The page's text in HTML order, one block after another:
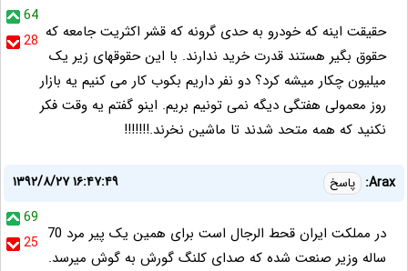
64
28 حقیقت اینه که خودرو به حدی گرونه که قشر اکثریت جامعه که
حقوق بگیر هستند قدرت خرید ندارند. با این حقوقهای زیر یک
میلیون چکار میشه کرد؟ دو نفر داریم بکوب کار می کنیم یه بازار
روز معمولی هفتگی دیگه نمی تونیم بریم. اینو گفتم یه وقت فکر
نکنید که همه متحد شدند تا ماشین نخرند.!!!!!!!
Arax: پاسخ
۱۳۹۲/۸/۲۷ ۱۶:۴۷:۴۹
69
25 در مملکت ایران قحط الرجال است برای همین یک پیر مرد 70
ساله وزیر صنعت شده که صدای کلنگ گورش به گوش میرسد.